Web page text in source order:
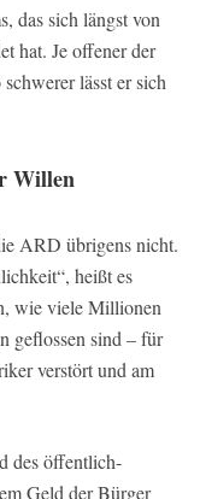
das sich längst von
hat. Je offener der
lässt er sich
Willen
ARD übrigens nicht.
heißt es
wie viele Millionen
geflossen sind – für
verstört und am
des öffentlich-
Geld der Bürger